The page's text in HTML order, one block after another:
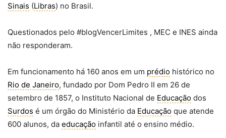
Sinais (Libras) no Brasil.
Questionados pelo #blogVencerLimites , MEC e INES ainda
não responderam.
Em funcionamento há 160 anos em um prédio histórico no
Rio de Janeiro, fundado por Dom Pedro II em 26 de
setembro de 1857, o Instituto Nacional de Educação dos
Surdos é um órgão do Ministério da Educação que atende
600 alunos, da educação infantil até o ensino médio.